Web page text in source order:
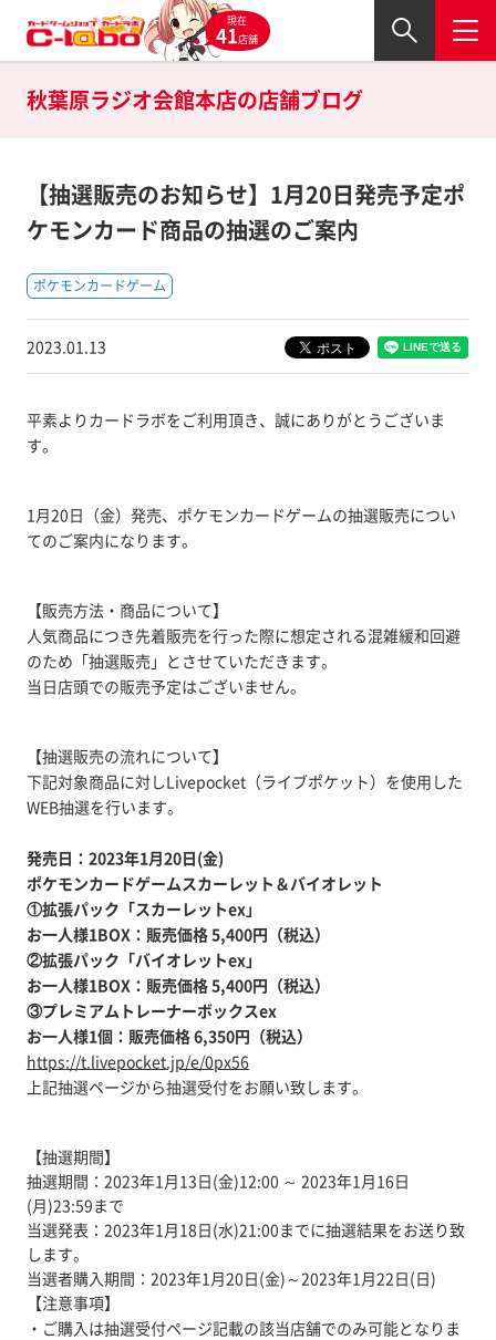
現在
41店舗
秋葉原ラジオ会館本店の店舗ブログ
【抽選販売のお知らせ】1月20日発売予定ポ
ケモンカード商品の抽選のご案内
ポケモンカードゲーム
2023.01.13
平素よりカードラボをご利用頂き、誠にありがとうございま
す。
1月20日（金）発売、ポケモンカードゲームの抽選販売につい
てのご案内になります。
【販売方法・商品について】
人気商品につき先着販売を行った際に想定される混雑緩和回避
のため「抽選販売」とさせていただきます。
当日店頭での販売予定はございません。
【抽選販売の流れについて】
下記対象商品に対しLivepocket（ライブポケット）を使用した
WEB抽選を行います。
発売日：2023年1月20日(金)
ポケモンカードゲームスカーレット＆バイオレット
①拡張パック「スカーレットex」
お一人様1BOX：販売価格 5,400円（税込）
②拡張パック「バイオレットex」
お一人様1BOX：販売価格 5,400円（税込）
③プレミアムトレーナーボックスex
お一人様1個：販売価格 6,350円（税込）
https://t.livepocket.jp/e/0px56
上記抽選ページから抽選受付をお願い致します。
【抽選期間】
抽選期間：2023年1月13日(金)12:00 ～ 2023年1月16日
(月)23:59まで
当選発表：2023年1月18日(水)21:00までに抽選結果をお送り致
します。
当選者購入期間：2023年1月20日(金)～2023年1月22日(日)
【注意事項】
・ご購入は抽選受付ページ記載の該当店舗でのみ可能となりま